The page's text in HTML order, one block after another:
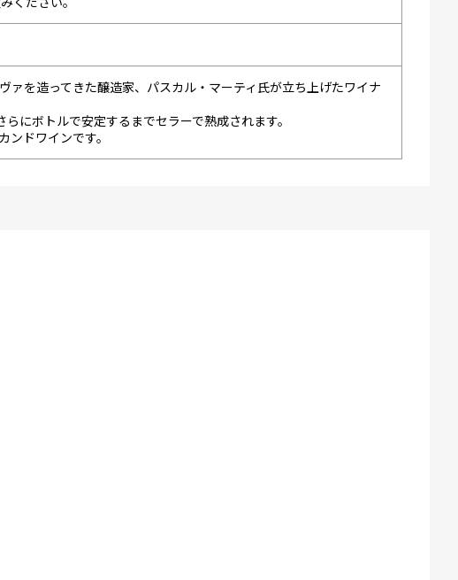
を造ってきた醸造家、パスカル・マーティ氏が立ち上げたワイナ
にボトルで安定するまでセラーで熟成されます。
ドワインです。